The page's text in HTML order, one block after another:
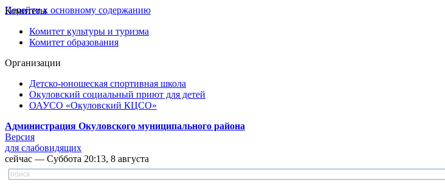
Перейти к основному содержанию
Комитеты
Комитет культуры и туризма
Комитет образования
Организации
Детско-юношеская спортивная школа
Окуловский социальный приют для детей
ОАУСО «Окуловский КЦСО»
Администрация Окуловского муниципального района
Версия
для слабовидящих
сейчас — Суббота 20:13, 8 августа